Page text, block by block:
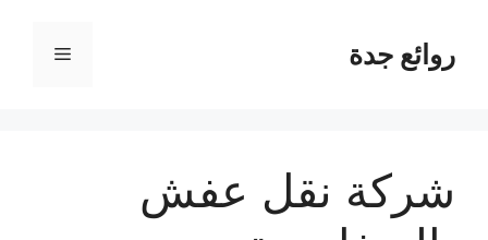
المحتوىروائع جدة القائمة
شركة نقل عفش